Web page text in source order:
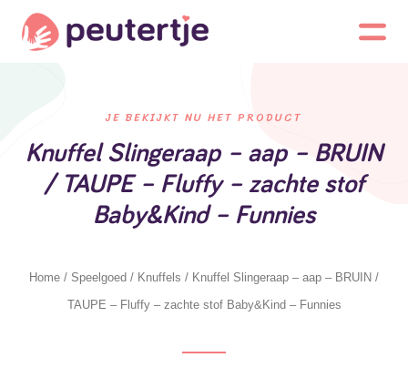
JE BEKIJKT NU HET PRODUCT
Knuffel Slingeraap – aap – BRUIN
/ TAUPE – Fluffy – zachte stof
Baby&Kind – Funnies
Home / Speelgoed / Knuffels / Knuffel Slingeraap – aap – BRUIN /
TAUPE – Fluffy – zachte stof Baby&Kind – Funnies